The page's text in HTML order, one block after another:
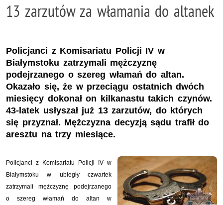
13 zarzutów za włamania do altanek
Policjanci z Komisariatu Policji IV w
Białymstoku zatrzymali mężczyznę
podejrzanego o szereg włamań do altan.
Okazało się, że w przeciągu ostatnich dwóch
miesięcy dokonał on kilkanastu takich czynów.
43-latek usłyszał już 13 zarzutów, do których
się przyznał. Mężczyzna decyzją sądu trafił do
aresztu na trzy miesiące.
Policjanci z Komisariatu Policji IV w
Białymstoku w ubiegły czwartek
zatrzymali mężczyznę podejrzanego
o szereg włamań do altan w